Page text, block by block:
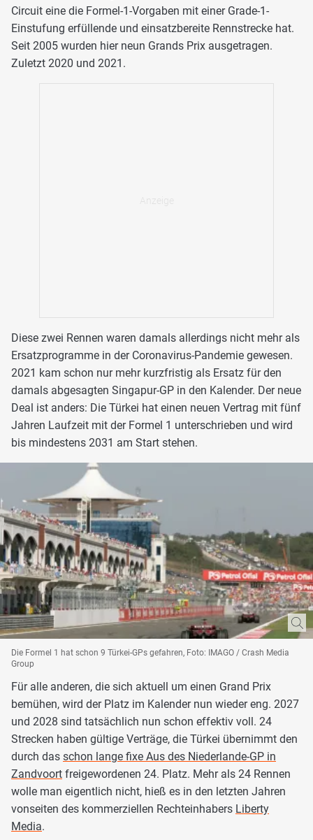
Circuit eine die Formel-1-Vorgaben mit einer Grade-1-
Einstufung erfüllende und einsatzbereite Rennstrecke hat.
Seit 2005 wurden hier neun Grands Prix ausgetragen.
Zuletzt 2020 und 2021.
Diese zwei Rennen waren damals allerdings nicht mehr als
Ersatzprogramme in der Coronavirus-Pandemie gewesen.
2021 kam schon nur mehr kurzfristig als Ersatz für den
damals abgesagten Singapur-GP in den Kalender. Der neue
Deal ist anders: Die Türkei hat einen neuen Vertrag mit fünf
Jahren Laufzeit mit der Formel 1 unterschrieben und wird
bis mindestens 2031 am Start stehen.
Die Formel 1 hat schon 9 Türkei-GPs gefahren, Foto: IMAGO / Crash Media
Group
Für alle anderen, die sich aktuell um einen Grand Prix
bemühen, wird der Platz im Kalender nun wieder eng. 2027
und 2028 sind tatsächlich nun schon effektiv voll. 24
Strecken haben gültige Verträge, die Türkei übernimmt den
durch das schon lange fixe Aus des Niederlande-GP in
Zandvoort freigewordenen 24. Platz. Mehr als 24 Rennen
wolle man eigentlich nicht, hieß es in den letzten Jahren
vonseiten des kommerziellen Rechteinhabers Liberty
Media.